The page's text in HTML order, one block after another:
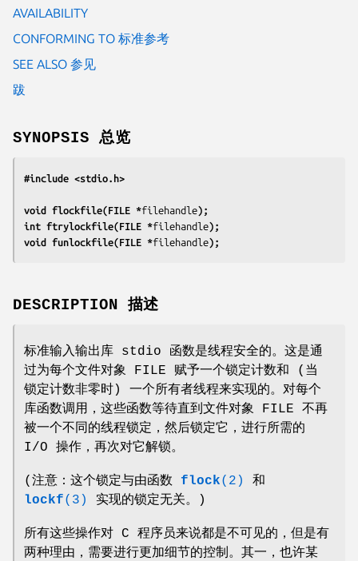
AVAILABILITY
CONFORMING TO 标准参考
SEE ALSO 参见
跋
SYNOPSIS 总览
#include <stdio.h>
void flockfile(FILE *filehandle);
int ftrylockfile(FILE *filehandle);
void funlockfile(FILE *filehandle);
DESCRIPTION 描述
标准输入输出库 stdio 函数是线程安全的。这是通
过为每个文件对象 FILE 赋予一个锁定计数和 (当
锁定计数非零时) 一个所有者线程来实现的。对每个
库函数调用，这些函数等待直到文件对象 FILE 不再
被一个不同的线程锁定，然后锁定它，进行所需的
I/O 操作，再次对它解锁。
(注意：这个锁定与由函数 flock(2)
和
lockf(3) 实现的锁定无关。)
所有这些操作对 C 程序员来说都是不可见的，但是有
两种理由，需要进行更加细节的控制。其一，也许某